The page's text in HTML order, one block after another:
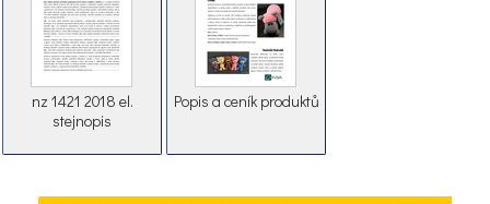
nz 1421 2018 el.
stejnopis
Popis a ceník produktů